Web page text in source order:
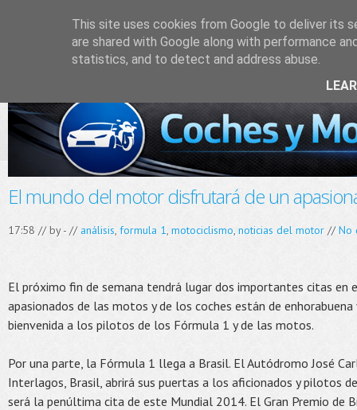
El mundo del motor disfrutará de un
17:58 // by- // análisis, formula 1, motociclismo, noticias del motor //No
El próximo fin de semana tendrá lugar dos importantes citas en
apasionados de las motos y de los coches están de enhorabuena
bienvenida a los pilotos de los Fórmula 1 y de las motos.
Por una parte, la Fórmula 1 llega a Brasil. El Autódromo José
Interlagos, Brasil, abrirá sus puertas a los aficionados y pilotos
será la penúltima cita de este Mundial 2014. El Gran Premio de
This site uses cookies from Google to deliver its
are shared with Google along with performance
statistics, and to detect and address abuse.